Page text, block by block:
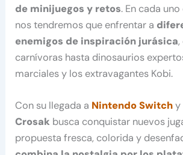
de minijuegos y retos. En cada
nos tendremos que enfrentar a
enemigos de inspiración jurásica
carnívoras hasta dinosaurios
marciales y los extravagantes Kobi.
Con su llegada a Nintendo Switchy
Crosak busca conquistar nuevos
propuesta fresca, colorida y